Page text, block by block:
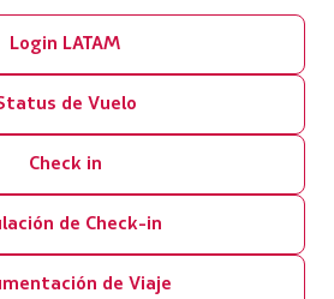
Login LATAM
de Vuelo
Check in
de Check-in
de Viaje